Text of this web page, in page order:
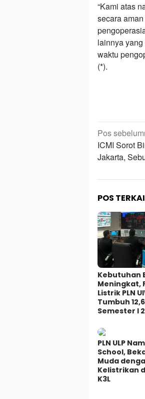
“Kami atas
secara
lainnya
waktu
(*).
pos
Pos
ICMI Sorot
Jakarta,
POS
Kebutuhan
Meningkat,
Listrik PLN
Tumbuh
Semester I
PLN ULP
School,
Muda
Kelistrikan
K3L